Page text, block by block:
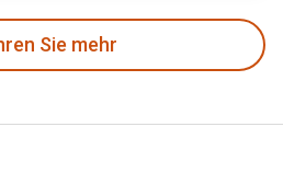
Sie mehr